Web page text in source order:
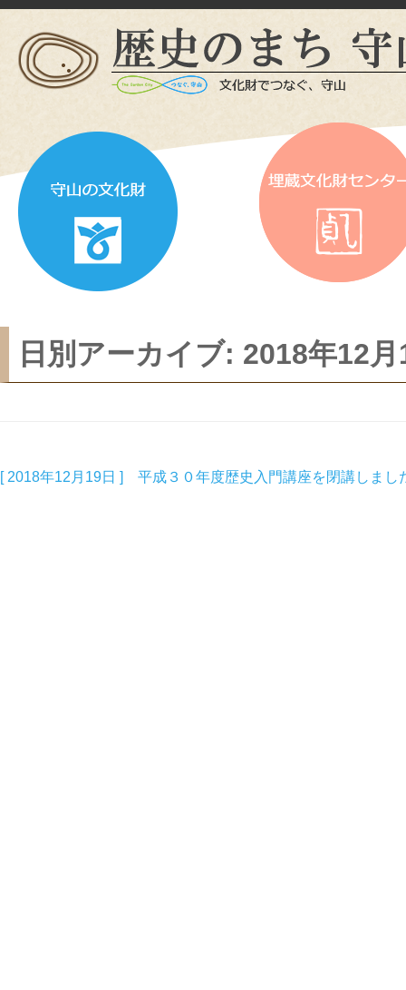
日別アーカイブ: 2018年12
[ 2018年12月19日 ] 平成３０年度歴史入門講座を閉講しまし